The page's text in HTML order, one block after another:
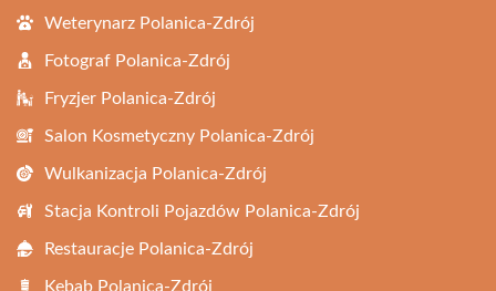
Weterynarz Polanica-Zdrój
Fotograf Polanica-Zdrój
Fryzjer Polanica-Zdrój
Salon Kosmetyczny Polanica-Zdrój
Wulkanizacja Polanica-Zdrój
Stacja Kontroli Pojazdów Polanica-Zdrój
Restauracje Polanica-Zdrój
Kebab Polanica-Zdrój